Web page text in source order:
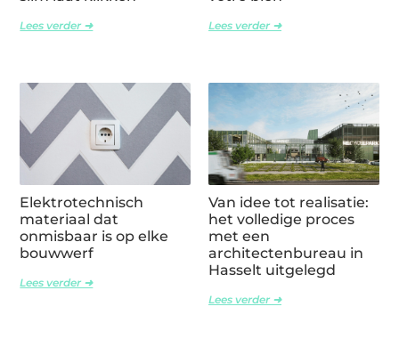
Lees verder ➜ Lees verder ➜
Elektrotechnisch
materiaal dat
onmisbaar is op elke
bouwwerf
Lees verder ➜
Van idee tot realisatie:
het volledige proces
met een
architectenbureau in
Hasselt uitgelegd
Lees verder ➜